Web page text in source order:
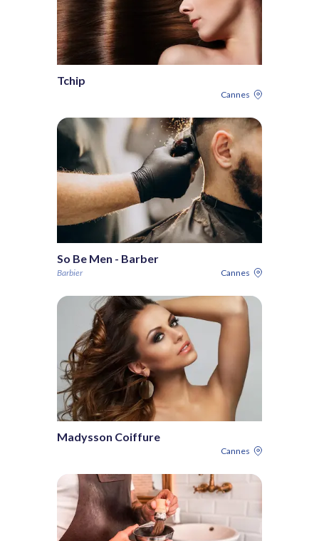
Tchip
Cannes
So Be Men - Barber
Barbier Cannes
Madysson Coiffure
Cannes